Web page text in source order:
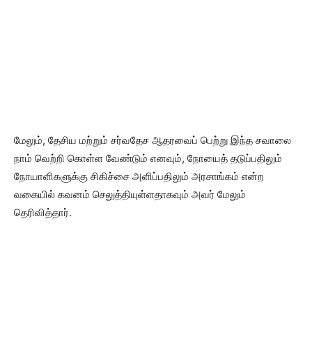
மேலும், தேசிய மற்றும் சர்வதேச ஆதரவைப் பெற்று இந்த சவாலை
நாம் வெற்றி கொள்ள வேண்டும் எனவும், நோயைத் தடுப்பதிலும்
நோயாளிகளுக்கு சிகிச்சை அளிப்பதிலும் அரசாங்கம் என்ற
வகையில் கவனம் செலுத்தியுள்ளதாகவும் அவர் மேலும்
தெரிவித்தார்.